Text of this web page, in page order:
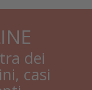
dei
casi